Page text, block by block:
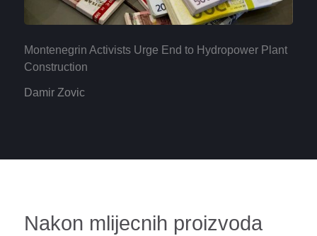
Montenegrin Activists Urge End to Hydropower Plant
Construction
Damir Zovic
Nakon mlijecnih proizvoda